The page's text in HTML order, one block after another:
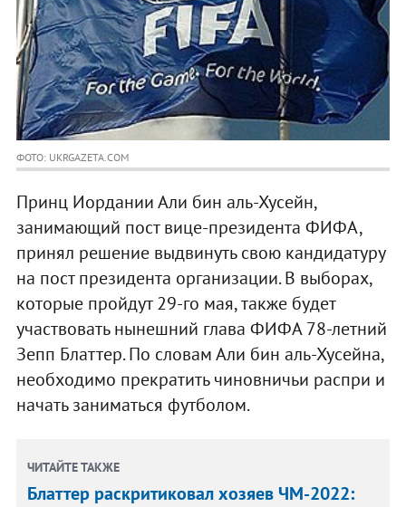
ФОТО: UKRGAZETA.COM
Принц Иордании Али бин аль-Хусейн,
занимающий пост вице-президента ФИФА,
принял решение выдвинуть свою кандидатуру
на пост президента организации. В выборах,
которые пройдут 29-го мая, также будет
участвовать нынешний глава ФИФА 78-летний
Зепп Блаттер. По словам Али бин аль-Хусейна,
необходимо прекратить чиновничьи распри и
начать заниматься футболом.
ЧИТАЙТЕ ТАКЖЕ
Блаттер раскритиковал хозяев ЧМ-2022: